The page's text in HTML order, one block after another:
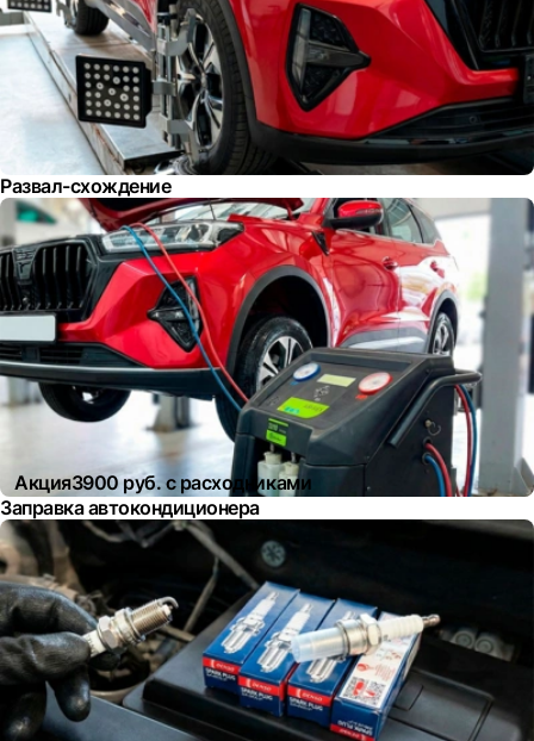
Развал-схождение
Акция3900 руб. с расходниками
Заправка автокондиционера